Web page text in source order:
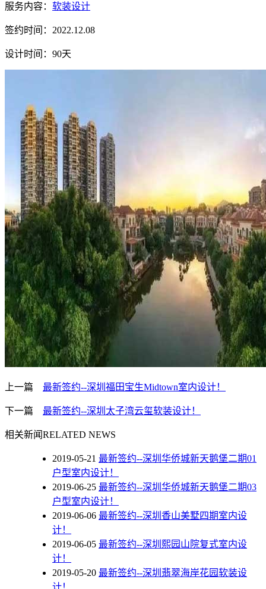
服务内容： 软装设计
签约时间：2022.12.08
设计时间：90天
上一篇 最新签约--深圳福田宝生Midtown室内设计！
下一篇 最新签约--深圳太子湾云玺软装设计！
相关新闻RELATED NEWS
2019-05-21 最新签约--深圳华侨城新天鹅堡二期01
户型室内设计！
2019-06-25 最新签约--深圳华侨城新天鹅堡二期03
户型室内设计！
2019-06-06 最新签约--深圳香山美墅四期室内设
计！
2019-06-05 最新签约--深圳熙园山院复式室内设
计！
2019-05-20 最新签约--深圳翡翠海岸花园软装设
计！